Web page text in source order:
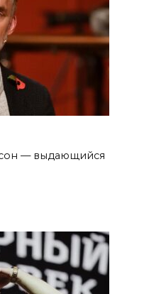
— выдающийся